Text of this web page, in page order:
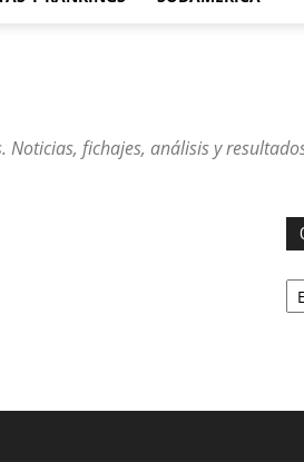
Noticias, fichajes, análisis y